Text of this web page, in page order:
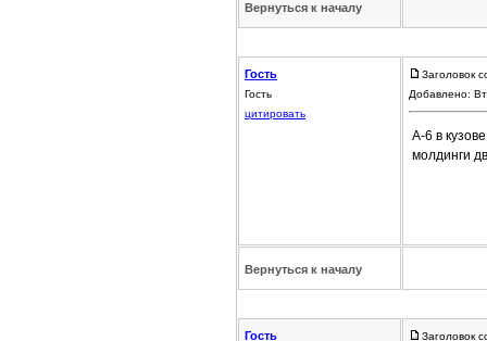
Вернуться к началу
Гость
Гость
цитировать
Заголовок
Добавлено:
А-6 в
молдинги
Вернуться к началу
Гость Заголовок